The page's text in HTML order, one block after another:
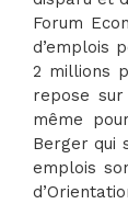
Forum
d’emplois
2 millions
repose
même
Berger qui
emplois